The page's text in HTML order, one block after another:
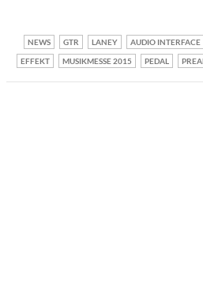
NEWS GTR LANEY AUDIO INTERFACE
EFFEKT
MUSIKMESSE 2015 PEDAL